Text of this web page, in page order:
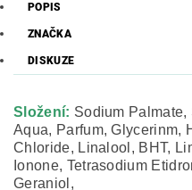
POPIS
ZNAČKA
DISKUZE
Složení: Sodium
Aqua, Parfum, Glycerinm,
Chloride, Linalool, BHT,
Ionone, Tetrasodium
Geraniol,